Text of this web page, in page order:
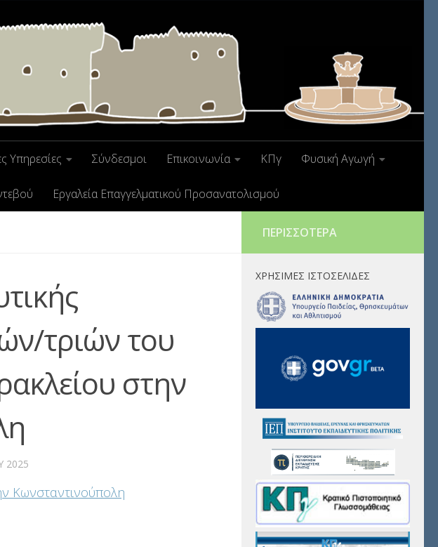
Υπηρεσίες Σύνδεσμοι Επικοινωνία ΚΠγ Φυσική Αγωγή
Εργαλεία Επαγγελματικού Προσανατολισμού
τριών του
στην
2025
Κωνσταντινούπολη
ΠΕΡΙΣΣΌΤΕΡΑ
ΧΡΉΣΙΜΕΣ ΙΣΤΟΣΕΛΊΔΕΣ